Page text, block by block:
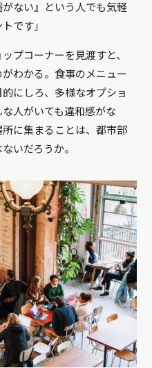
ない』という人でも気軽
です」
プコーナーを見渡すと、
わかる。食事のメニュー
にしろ、多様なオプショ
人がいても違和感がな
に集まることは、都市部
いだろうか。